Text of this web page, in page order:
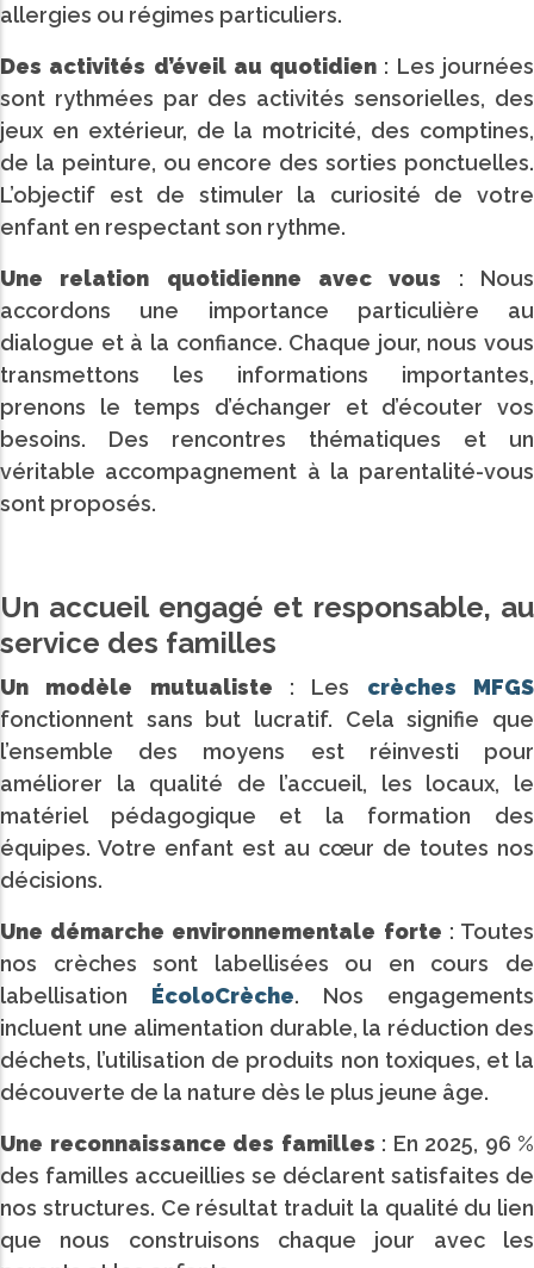
allergies ou régimes particuliers.
Des activités d’éveil au quotidien : Les journées
sont rythmées par des activités sensorielles, des
jeux en extérieur, de la motricité, des comptines,
de la peinture, ou encore des sorties ponctuelles.
L’objectif est de stimuler la curiosité de votre
enfant en respectant son rythme.
Une relation quotidienne avec vous : Nous
accordons une importance particulière au
dialogue et à la confiance. Chaque jour, nous vous
transmettons les informations importantes,
prenons le temps d’échanger et d’écouter vos
besoins. Des rencontres thématiques et un
véritable accompagnement à la parentalité-vous
sont proposés.
Un accueil engagé et responsable, au
service des familles
Un modèle mutualiste : Les crèches MFGS
fonctionnent sans but lucratif. Cela signifie que
l’ensemble des moyens est réinvesti pour
améliorer la qualité de l’accueil, les locaux, le
matériel pédagogique et la formation des
équipes. Votre enfant est au cœur de toutes nos
décisions.
Une démarche environnementale forte : Toutes
nos crèches sont labellisées ou en cours de
labellisation ÉcoloCrèche. Nos engagements
incluent une alimentation durable, la réduction des
déchets, l’utilisation de produits non toxiques, et la
découverte de la nature dès le plus jeune âge.
Une reconnaissance des familles : En 2025, 96 %
des familles accueillies se déclarent satisfaites de
nos structures. Ce résultat traduit la qualité du lien
que nous construisons chaque jour avec les